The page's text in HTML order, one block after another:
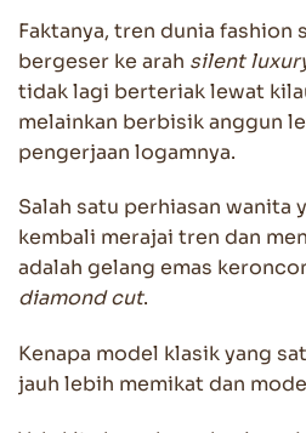
Faktanya, tren dunia fashion
bergeser ke arah silent
tidak lagi berteriak lewat
melainkan berbisik anggun
pengerjaan logamnya.
Salah satu perhiasan wanita
kembali merajai tren dan
adalah gelang emas
diamond cut.
Kenapa model klasik yang
jauh lebih memikat dan